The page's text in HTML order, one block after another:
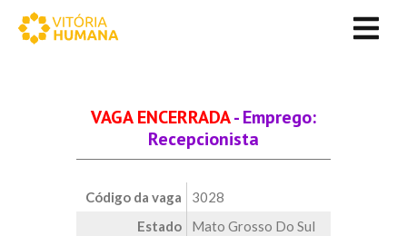
VAGA ENCERRADA- Emprego:
Recepcionista
Código da vaga
3028
Estado
Mato Grosso Do Sul